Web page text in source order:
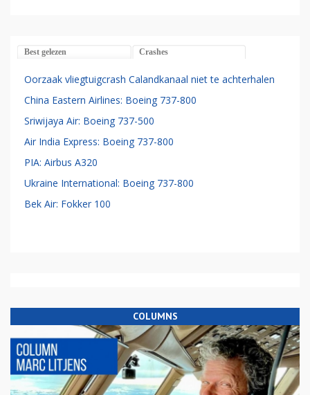
Best gelezen Crashes
Oorzaak vliegtuigcrash Calandkanaal niet te achterhalen
China Eastern Airlines: Boeing 737-800
Sriwijaya Air: Boeing 737-500
Air India Express: Boeing 737-800
PIA: Airbus A320
Ukraine International: Boeing 737-800
Bek Air: Fokker 100
COLUMNS